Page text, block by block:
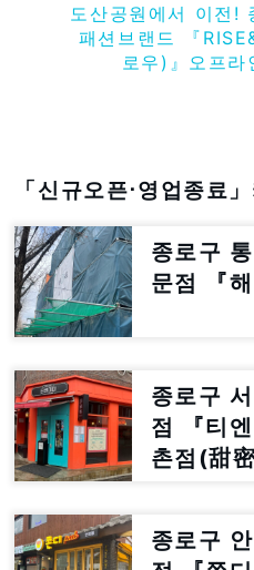
도산공원에서 이전!
패션브랜드 『
로우)』오프라
「신규오픈⋅영업종료
종로구
문점 『
종로구
점 『티
촌점(甜
종로구